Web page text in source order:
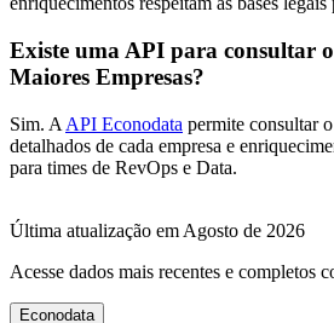
Existe uma API para consultar
Maiores Empresas?
Sim. A API Econodata permite consultar
detalhados de cada empresa e
para times de RevOps e Data.
Última atualização em Agosto de 2026
Acesse dados mais recentes e completos
Econodata